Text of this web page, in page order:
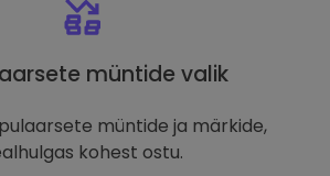
müntide valik
müntide ja märkide,
kohest ostu.